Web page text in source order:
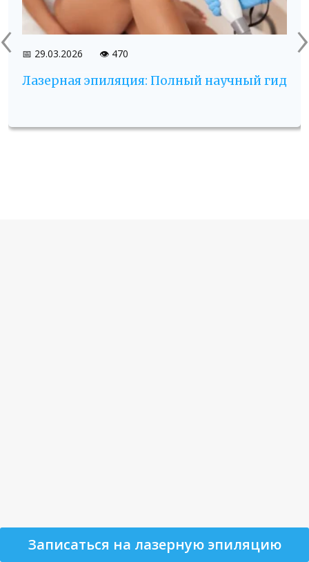
Записаться на лазерную эпиляцию
📅 29.03.2026 👁️ 470
Лазерная эпиляция: Полный научный гид
‹ ›